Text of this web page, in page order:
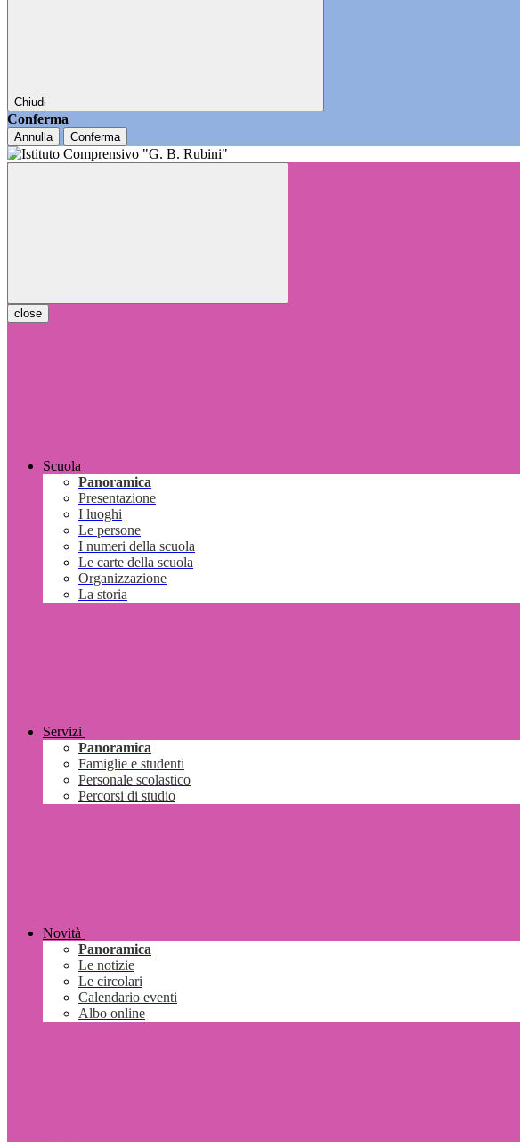
Chiudi
Conferma
Annulla Conferma
close
Scuola
Panoramica
Presentazione
I luoghi
Le persone
I numeri della scuola
Le carte della scuola
Organizzazione
La storia
Servizi
Panoramica
Famiglie e studenti
Personale scolastico
Percorsi di studio
Novità
Panoramica
Le notizie
Le circolari
Calendario eventi
Albo online